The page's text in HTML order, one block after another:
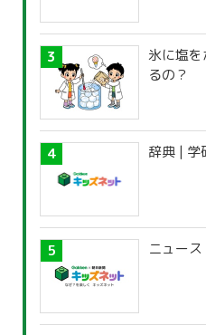
氷に塩
るの？
辞典 | 学
ニュース